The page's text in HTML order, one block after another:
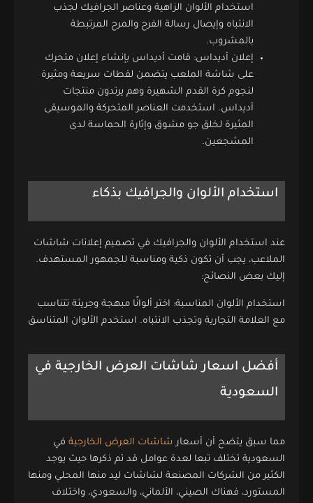
استخدام الألوان الزاهية وعناصر الجرافيك لجذب
الانتباه وإيصال رسالة الفرح والمرح المرتبطة
بالمشروب.
إعلان أديداس: قامت أديداس بإنشاء إعلان متحرك
على شاشة الملعب يتضمن لقطات سريعة ومثيرة
لنجوم كرة القدم الشهيرة وهم يرتدون منتجات
أديداس. استخدمت العناصر المتحركة والموسيقى
المثيرة لخلق جو مشوق وإثارة الحماسة لدى
المشجعين.
استخدام الألوان والجرافيك بذكاء
عند استخدام الألوان والجرافيك في تصميم إعلانات شاشات
الملاعب، يجب أن تكون ذكية ومناسبة للجمهور المستهدف.
إليك بعض النصائح:
استخدام الألوان المناسبة: اختر ألوانًا مبهجة وجريئة تتناسب
مع العلامة التجارية وتجذب الانتباه. استخدم الألوان المتناسق
أفضل اسعار شاشات العرض الخارجية في
السعودية
مما سبق يتضح أن أسعار شاشات العرض الخارجية في
السعودية تختلف تبعا لعدة عوامل قد تم ذكرها حيث يوجد
الكثير من الشركات المصنعة لشاشات ليد منها المحلي ومنها
المستورد، فهناك الصيني، الألماني، والسعودي، واختلاف